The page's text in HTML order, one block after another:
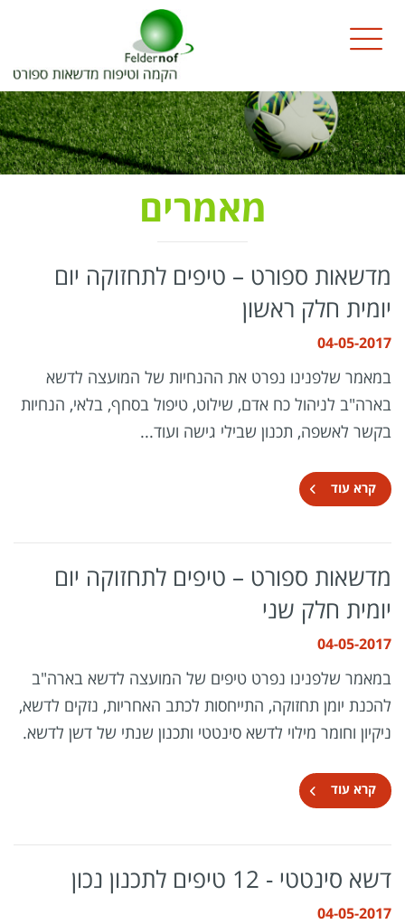
מאמרים
מדשאות ספורט – טיפים לתחזוקה יום
יומית חלק ראשון
04-05-2017
במאמר שלפנינו נפרט את ההנחיות של המועצה לדשא
בארה"ב לניהול כח אדם, שילוט, טיפול בסחף, בלאי, הנחיות
בקשר לאשפה, תכנון שבילי גישה ועוד...
קרא עוד
מדשאות ספורט – טיפים לתחזוקה יום
יומית חלק שני
04-05-2017
במאמר שלפנינו נפרט טיפים של המועצה לדשא בארה"ב
להכנת יומן תחזוקה, התייחסות לכתב האחריות, נזקים לדשא,
ניקיון וחומר מילוי לדשא סינטטי ותכנון שנתי של דשן לדשא.
קרא עוד
דשא סינטטי - 12 טיפים לתכנון נכון
04-05-2017